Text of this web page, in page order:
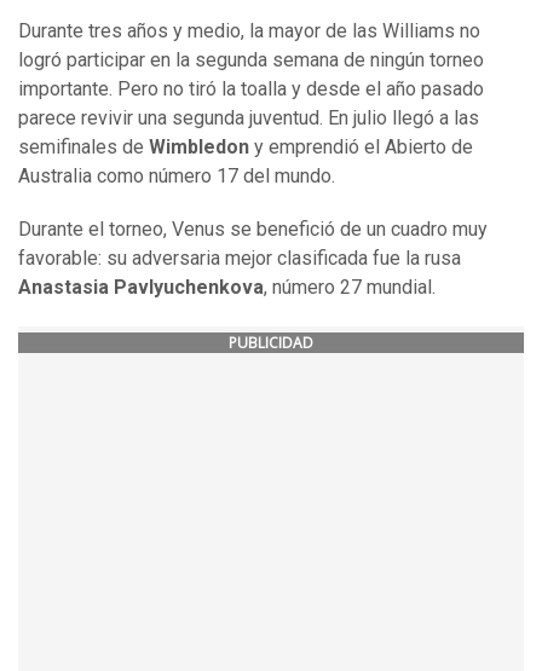
Durante tres años y medio, la mayor de las Williams no
logró participar en la segunda semana de ningún torneo
importante. Pero no tiró la toalla y desde el año pasado
parece revivir una segunda juventud. En julio llegó a las
semifinales de Wimbledon y emprendió el Abierto de
Australia como número 17 del mundo.
Durante el torneo, Venus se benefició de un cuadro muy
favorable: su adversaria mejor clasificada fue la rusa
Anastasia Pavlyuchenkova, número 27 mundial.
PUBLICIDAD